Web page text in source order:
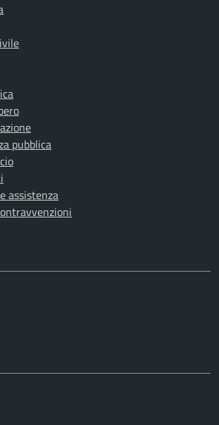
pubblica
assistenza